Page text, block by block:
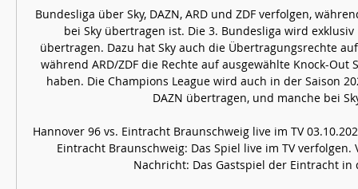
Bundesliga über Sky, DAZN, ARD und ZDF verfolgen,
bei Sky übertragen ist. Die 3. Bundesliga wird
übertragen. Dazu hat Sky auch die Übertragungsrechte auf
während ARD/ZDF die Rechte auf ausgewählte Knock-Out
haben. Die Champions League wird auch in der Saison
DAZN übertragen, und manche bei
Hannover 96 vs. Eintracht Braunschweig live im TV
Eintracht Braunschweig: Das Spiel live im TV verfolgen.
Nachricht: Das Gastspiel der Eintracht in